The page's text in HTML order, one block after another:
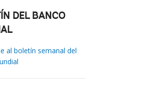
DEL BANCO
al boletín semanal del